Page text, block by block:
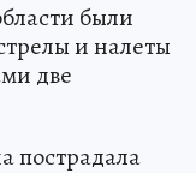
были
и налеты
две
пострадала